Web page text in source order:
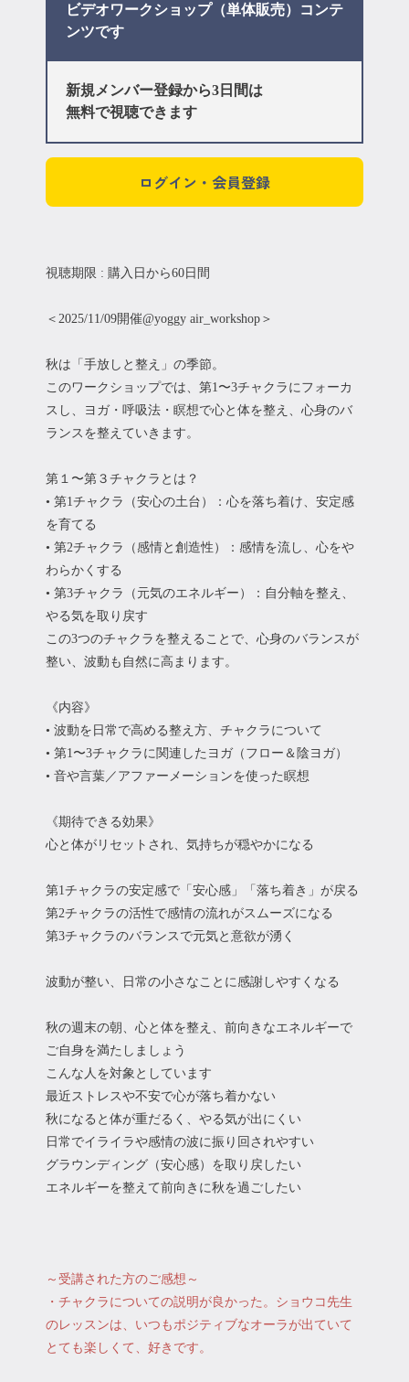
プライバシーポリシー
ビデオワークショップ（単体販売）コンテ
ンツです
新規メンバー登録から3日間は
無料で視聴できます
ログイン・会員登録
視聴期限 : 購入日から60日間
＜2025/11/09開催@yoggy air_workshop＞
秋は「手放しと整え」の季節。
このワークショップでは、第1〜3チャクラにフォーカ
スし、ヨガ・呼吸法・瞑想で心と体を整え、心身のバ
ランスを整えていきます。
第１〜第３チャクラとは？
• 第1チャクラ（安心の土台）：心を落ち着け、安定感
を育てる
• 第2チャクラ（感情と創造性）：感情を流し、心をや
わらかくする
• 第3チャクラ（元気のエネルギー）：自分軸を整え、
やる気を取り戻す
この3つのチャクラを整えることで、心身のバランスが
整い、波動も自然に高まります。
《内容》
• 波動を日常で高める整え方、チャクラについて
• 第1〜3チャクラに関連したヨガ（フロー＆陰ヨガ）
• 音や言葉／アファーメーションを使った瞑想
《期待できる効果》
心と体がリセットされ、気持ちが穏やかになる
第1チャクラの安定感で「安心感」「落ち着き」が戻る
第2チャクラの活性で感情の流れがスムーズになる
第3チャクラのバランスで元気と意欲が湧く
波動が整い、日常の小さなことに感謝しやすくなる
秋の週末の朝、心と体を整え、前向きなエネルギーで
ご自身を満たしましょう
こんな人を対象としています
最近ストレスや不安で心が落ち着かない
秋になると体が重だるく、やる気が出にくい
日常でイライラや感情の波に振り回されやすい
グラウンディング（安心感）を取り戻したい
エネルギーを整えて前向きに秋を過ごしたい
～受講された方のご感想～
・チャクラについての説明が良かった。ショウコ先生
のレッスンは、いつもポジティブなオーラが出ていて
とても楽しくて、好きです。